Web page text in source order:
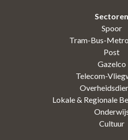
Sectoren
Spoor
Tram-Bus-
Post
Gazelco
Telecom-
Lokale & Regionale
Cultuur